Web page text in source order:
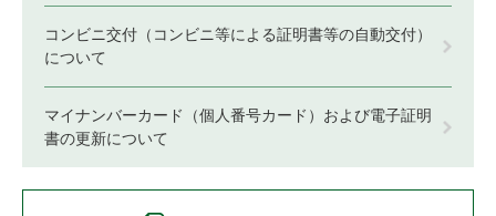
コンビニ交付（コンビニ等による証明書等の自動交付）
について
マイナンバーカード（個人番号カード）および電子証明
書の更新について